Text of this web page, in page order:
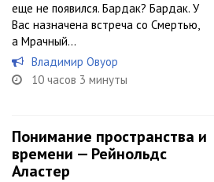
еще не появился. Бардак? Бардак. У
Вас назначена встреча со Смертью,
а Мрачный...
Владимир Овуор
10 часов 3 минуты
Понимание пространства и
времени — Рейнольдс
Аластер